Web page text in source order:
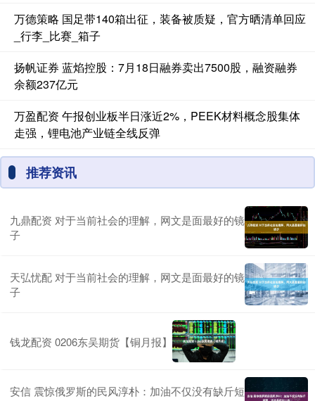
万德策略 国足带140箱出征，装备被质疑，官方晒清单回应
_行李_比赛_箱子
扬帆证券 蓝焰控股：7月18日融券卖出7500股，融资融券
余额237亿元
万盈配资 午报创业板半日涨近2%，PEEK材料概念股集体
走强，锂电池产业链全线反弹
推荐资讯
九鼎配资 对于当前社会的理解，网文是面最好的镜
子
天弘忧配 对于当前社会的理解，网文是面最好的镜
子
钱龙配资 0206东吴期货【铜月报】
安信 震惊俄罗斯的民风淳朴：加油不仅没有缺斤短